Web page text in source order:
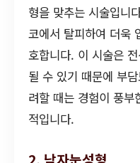
형을 맞추는 시술입니
코에서 탈피하여 더욱
호합니다. 이 시술은
될 수 있기 때문에 부
려할 때는 경험이 풍
적입니다.